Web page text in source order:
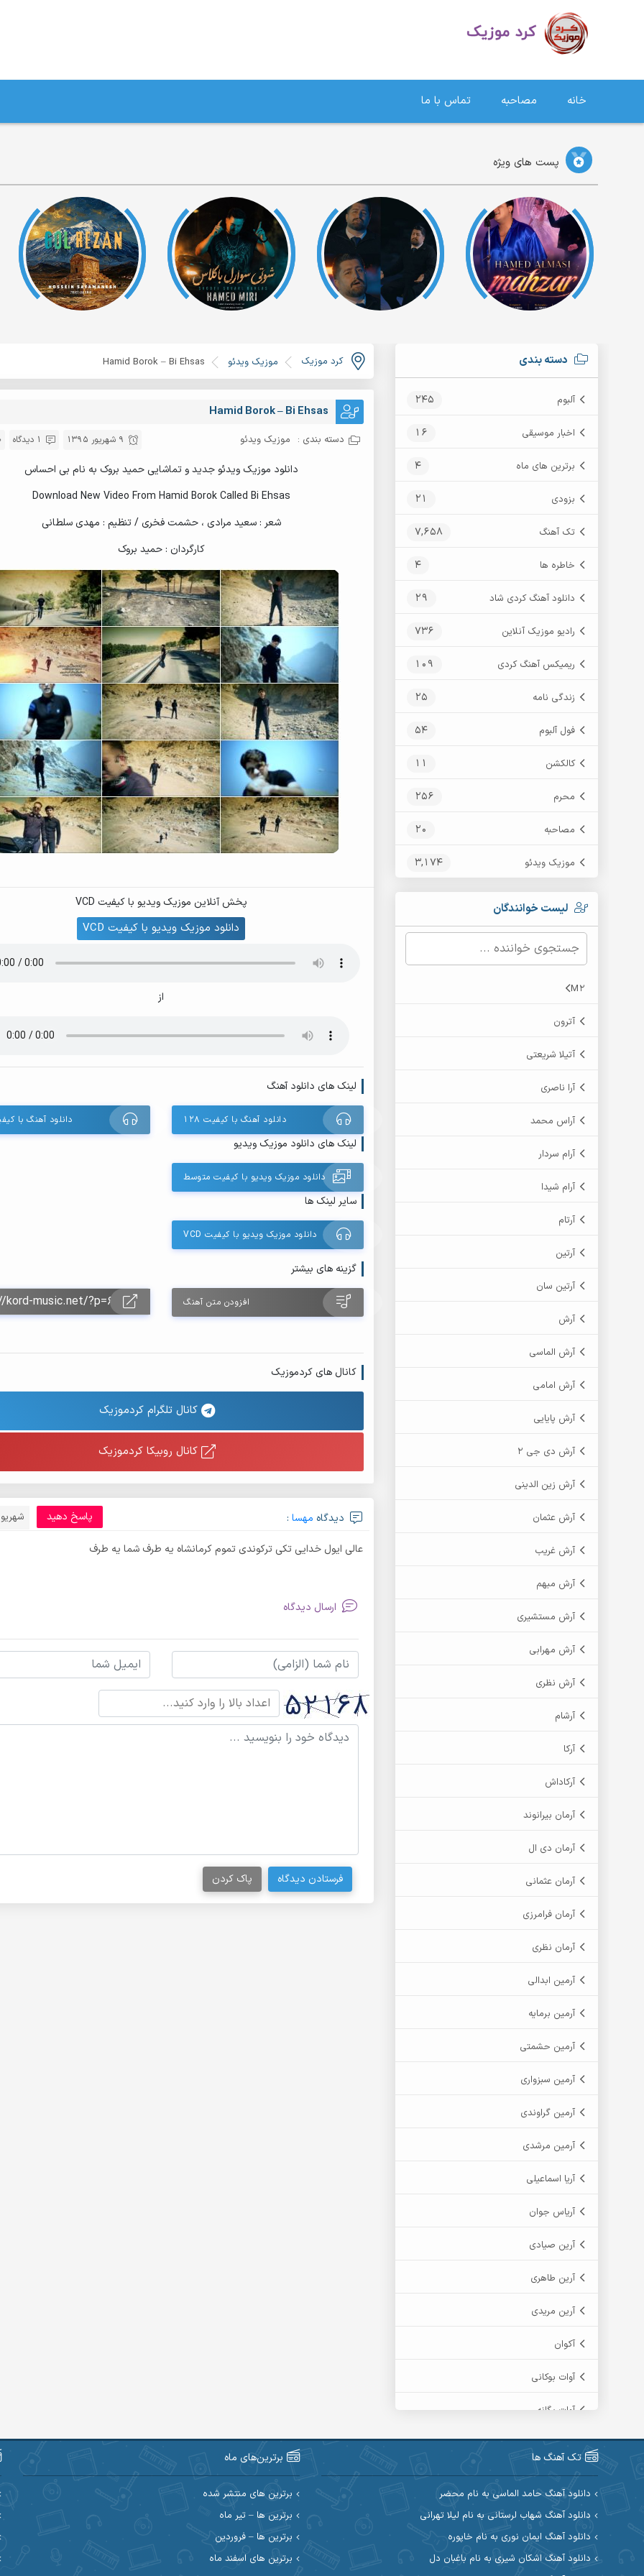
خانه مصاحبه تماس با ما
پست های ویژه
دسته بندی
آلبوم 245
اخبار موسیقی 16
برترین های ماه 4
بزودی 21
تک آهنگ 7,658
خاطره ها 4
دانلود آهنگ کردی شاد 29
رادیو موزیک آنلاین 736
ریمیکس آهنگ کردی 109
زندگی نامه 25
فول آلبوم 54
کالکشن 11
محرم 256
مصاحبه 20
موزیک ویدئو 3,174
لیست خوانندگان
M2
آترون
آتیلا شریعتی
آرا ناصری
آراس محمد
آرام سردار
آرام شیدا
آرتام
آرتین
آرتین سان
آرش
آرش الماسی
آرش امامی
آرش پایایی
آرش دی جی 2
آرش زین الدینی
آرش عثمان
آرش غریب
آرش مبهم
آرش مستشیری
آرش مهرابی
آرش نظری
آرشام
آرکا
آرکاداش
آرمان بیرانوند
آرمان دی ال
آرمان عثمانی
آرمان فرامرزی
آرمان نظری
آرمین ابدالی
آرمین برمایه
آرمین حشمتی
آرمین سبزواری
آرمین گراوندی
آرمین مرشدی
آریا اسماعیلی
آریاس جوان
آرین صیادی
آرین طاهری
آرین مریدی
آکوان
آوات بوکانی
آوات یگانه
آیت احمدنژاد
آیهان
ابراهیم شمس
ابوالحسن جاویدان
کرد موزیک موزیک ویدئو Hamid Borok – Bi Ehsas
Hamid Borok – Bi Ehsas
دسته بندی : موزیک ویدئو 1 دیدگاه 9 شهریور 1395
دانلود موزیک ویدئو جدید و تماشایی حمید بروک به نام بی احساس
Download New Video From Hamid Borok Called Bi Ehsas
شعر : سعید مرادی ، حشمت فخری / تنظیم : مهدی سلطانی
کارگردان : حمید بروک
پخش آنلاین موزیک ویدیو با کیفیت VCD
دانلود موزیک ویدیو با کیفیت VCD
از
لینک های دانلود آهنگ
دانلود آهنگ با کیفیت ۱۲۸ دانلود آهنگ با
لینک های دانلود موزیک ویدیو
دانلود موزیک ویدیو با کیفیت متوسط
سایر لینک ها
دانلود موزیک ویدیو با کیفیت VCD
گزینه های بیشتر
افزودن متن آهنگ
کانال های کردموزیک
کانال تلگرام کردموزیک
کانال روبیکا کردموزیک
دیدگاه مهسا: شهریور 9, پاسخ دهید
عالی ایول خدایی تکی ترکوندی تموم کرمانشاه یه طرف شما یه طرف
ارسال دیدگاه
فرستادن دیدگاه پاک کردن
تک آهنگ ها
دانلود آهنگ حامد الماسی به نام محضر
دانلود آهنگ شهاب لرستانی به نام لیلا تهرانی
دانلود آهنگ ایمان نوری به نام خاپوره
دانلود آهنگ اشکان شیری به نام باغبان دل
برترین‌های ماه
برترین های منتشر شده
برترین ها – تیر ماه
برترین ها – فروردین
برترین های اسفند ماه